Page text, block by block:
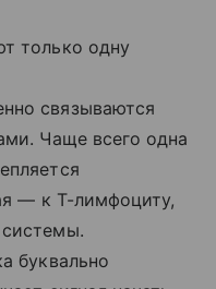
только одну
связываются
Чаще всего одна
— к Т-лимфоциту,
буквально